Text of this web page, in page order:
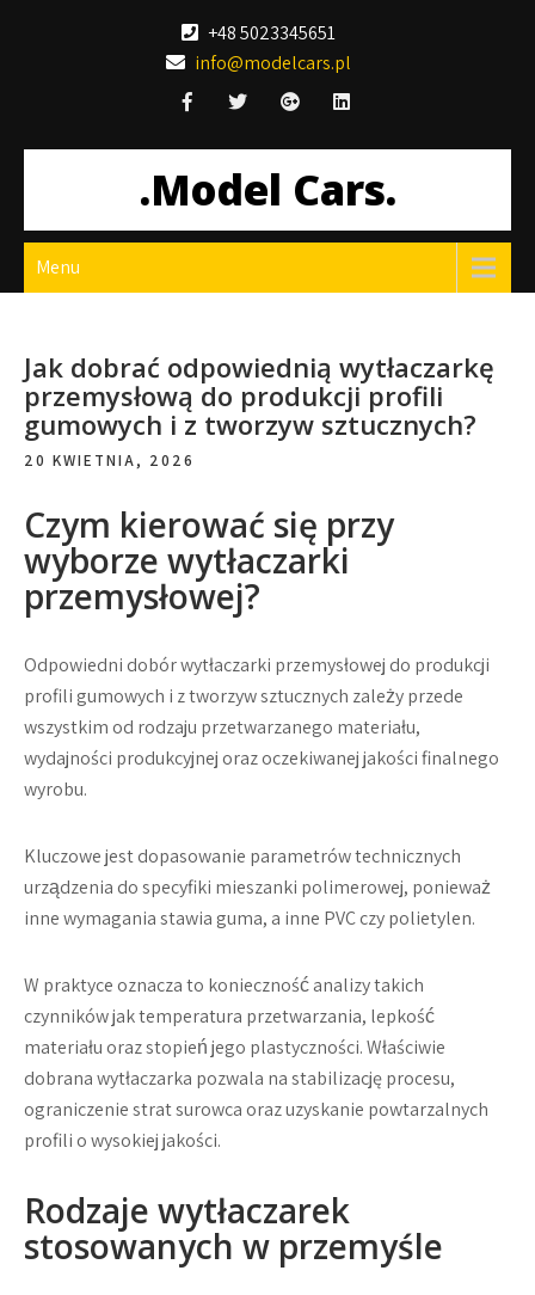
+48 5023345651
info@modelcars.pl
.Model Cars.
Menu
Jak dobrać odpowiednią wytłaczarkę
przemysłową do produkcji profili
gumowych i z tworzyw sztucznych?
20 KWIETNIA, 2026
Czym kierować się przy
wyborze wytłaczarki
przemysłowej?
Odpowiedni dobór wytłaczarki przemysłowej do produkcji
profili gumowych i z tworzyw sztucznych zależy przede
wszystkim od rodzaju przetwarzanego materiału,
wydajności produkcyjnej oraz oczekiwanej jakości finalnego
wyrobu.
Kluczowe jest dopasowanie parametrów technicznych
urządzenia do specyfiki mieszanki polimerowej, ponieważ
inne wymagania stawia guma, a inne PVC czy polietylen.
W praktyce oznacza to konieczność analizy takich
czynników jak temperatura przetwarzania, lepkość
materiału oraz stopień jego plastyczności. Właściwie
dobrana wytłaczarka pozwala na stabilizację procesu,
ograniczenie strat surowca oraz uzyskanie powtarzalnych
profili o wysokiej jakości.
Rodzaje wytłaczarek
stosowanych w przemyśle